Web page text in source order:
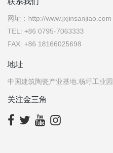
网址：http://www.jxjinsanjiao.com
TEL: +86 0795-7063333
FAX: +86 18166025698
地址
中国建筑陶瓷产业基地.杨圩工业园
关注金三角